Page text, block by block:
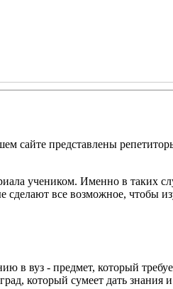
сайте представлены
учеником. Именно в таких
все возможное, чтобы
вуз - предмет, который
который сумеет дать знания и